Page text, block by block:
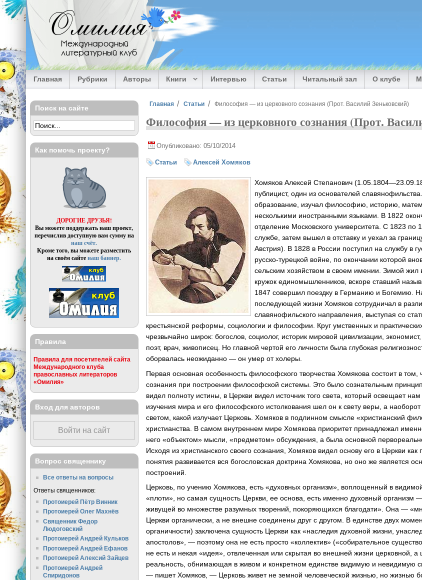
Перейти к основному содержанию
Омилия
Международный
литературный клуб
Главная Рубрики Авторы Книги Интервью Статьи Читальный зал О клубе
Вы здесь
Главная Статьи Философия — из церковного сознания (Прот. Василий Зеньковский)
Философия — из церковного сознания (Прот.
Опубликовано: 05/10/2014
Статьи Алексей Хомяков
Хомяков Алексей Степанович
публицист, один из основателей
образование, изучал философию, историю,
несколькими иностранными языками. В 1822
отделение Московского университета. С 1823 по
службе, затем вышел в отставку и уехал за
Австрия). В 1828 в России поступил на службу в
русско-турецкой войне, по окончании которой
сельским хозяйством в своем имении. Зимой жил
кружок единомышленников, вскоре ставший
1847 совершил поездку в Германию и Богемию.
последующей жизни Хомяков сотрудничал в
славянофильского направления, выступая со
крестьянской реформы, социологии и философии. Круг умственных и
чрезвычайно широк: богослов, социолог, историк мировой цивилизации, экономист,
поэт, врач, живописец. Но главной чертой его личности была глубокая
оборвалась неожиданно — он умер от холеры.
Первая основная особенность философского творчества Хомякова состоит в том,
сознания при построении философской системы. Это было сознательным
видел полноту истины, в Церкви видел источник того света, который освещает
изучения мира и его философского истолкования шел он к свету веры, а
светом, какой излучает Церковь. Хомяков в подлинном смысле «христианский
христианства. В самом внутреннем мире Хомякова приоритет принадлежал
него «объектом» мысли, «предметом» обсуждения, а была основной
Исходя из христианского своего сознания, Хомяков видел основу его в Церкви как
понятия развивается вся богословская доктрина Хомякова, но оно же является
построений.
Церковь, по учению Хомякова, есть «духовных организм», воплощенный в
«плоти», но самая сущность Церкви, ее основа, есть именно духовный организм
живущей во множестве разумных творений, покоряющихся благодати». Она —
Церкви органически, а не внешне соединены друг с другом. В единстве двух
органичности) заключена сущность Церкви как «наследия духовной жизни,
апостолов», — поэтому она не есть просто «коллектив» («собирательное
не есть и некая «идея», отвлеченная или скрытая во внешней жизни церковной, а
реальность, обнимающая в живом и конкретном единстве видимую и невидимую
— пишет Хомяков, — Церковь живет не земной человеческой жизнью, но жизнью
Поиск на сайте
Как помочь проекту?
ДОРОГИЕ ДРУЗЬЯ!
Вы можете поддержать наш проект,
перечислив доступную вам сумму на
наш счёт.
Кроме того, вы можете разместить
на своём сайтенаш баннер.
Правила
Правила для посетителей сайта
Международного клуба
православных литераторов
«Омилия»
Вход для авторов
Войти на сайт
Вопрос священнику
Все ответы на вопросы
Ответы священников:
Протоиерей Пётр Винник
Протоиерей Олег Махнёв
Священник Федор
Людоговский
Протоиерей Андрей Кульков
Протоиерей Андрей Ефанов
Протоиерей Алексий Зайцев
Протоиерей Андрей
Спиридонов